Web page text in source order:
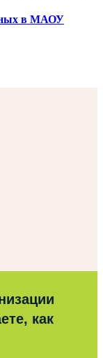
в МАОУ
как